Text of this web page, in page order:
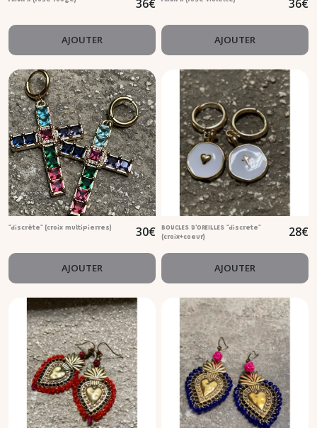
36€
AJOUTER
36€
AJOUTER
"discrète" (croix multipierres) 30€
AJOUTER
BOUCLES D'OREILLES "discrete"
(croix+coeur)
28€
AJOUTER